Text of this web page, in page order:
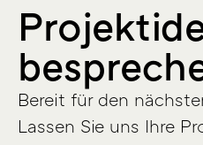
Bereit für den
Lassen Sie uns Ihre